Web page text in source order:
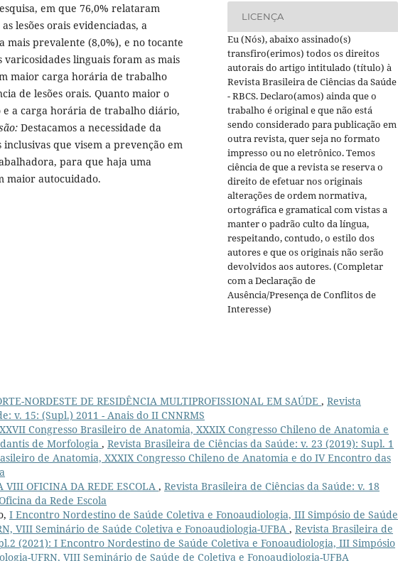
em que 76,0% relataram
lesões orais evidenciadas, a
prevalente (8,0%), e no tocante
linguais foram as mais
maior carga horária de trabalho
de lesões orais. Quanto maior o
e a carga horária de trabalho diário,
Destacamos a necessidade da
que visem a prevenção em
para que haja uma
maior autocuidado.
LICENÇA
Eu (Nós), abaixo assinado(s)
transfiro(erimos) todos os direitos
autorais do artigo intitulado (título) à
Revista Brasileira de Ciências da Saúde
- RBCS. Declaro(amos) ainda que o
trabalho é original e que não está
sendo considerado para publicação em
outra revista, quer seja no formato
impresso ou no eletrônico. Temos
ciência de que a revista se reserva o
direito de efetuar nos originais
alterações de ordem normativa,
ortográfica e gramatical com vistas a
manter o padrão culto da língua,
respeitando, contudo, o estilo dos
autores e que os originais não serão
devolvidos aos autores. (Completar
com a Declaração de
Ausência/Presença de Conflitos de
Interesse)
NORDESTE DE RESIDÊNCIA MULTIPROFISSIONAL EM SAÚDE , Revista
v. 15: (Supl.) 2011 - Anais do II CNNRMS
Congresso Brasileiro de Anatomia, XXXIX Congresso Chileno de Anatomia e
de Morfologia , Revista Brasileira de Ciências da Saúde: v. 23 (2019): Supl. 1
de Anatomia, XXXIX Congresso Chileno de Anatomia e do IV Encontro das
VIII OFICINA DA REDE ESCOLA , Revista Brasileira de Ciências da Saúde: v. 18
da Rede Escola
I Encontro Nordestino de Saúde Coletiva e Fonoaudiologia, III Simpósio de Saúde
VIII Seminário de Saúde Coletiva e Fonoaudiologia-UFBA , Revista Brasileira de
(2021): I Encontro Nordestino de Saúde Coletiva e Fonoaudiologia, III Simpósio
UFRN, VIII Seminário de Saúde de Coletiva e Fonoaudiologia-UFBA